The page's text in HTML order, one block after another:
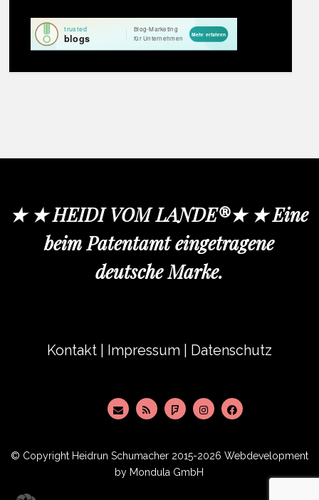
★ ★ HEIDI VOM LANDE®★ ★ Eine
beim Patentamt eingetragene
deutsche Marke.
Kontakt Impressum Datenschutz
© Copyright Heidrun Schumacher 2015-2026 Webdevelopment
by Mondula GmbH